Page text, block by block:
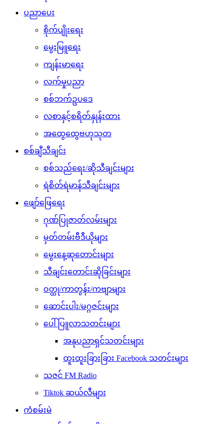
ပညာပေး
စိုက်ပျိုးရေး
မွေးမြူရေး
ကျန်းမာရေး
လက်မှုပညာ
စစ်ဘက်ဥပဒေ
လစာနှင့်စရိတ်နှုန်းထား
အထွေထွေဗဟုသုတ
စစ်ချီသီချင်း
စစ်သည်ရေး/ဆိုသီချင်းများ
ရဲစိတ်ရဲမာန်သီချင်းများ
ဖျော်ဖြေရေး
ဂုဏ်ပြုဇာတ်လမ်းများ
မှတ်တမ်းဗီဒီယိုများ
မွေးနေ့ဆုတောင်းများ
သီချင်းတောင်းဆိုခြင်းများ
ဝတ္ထု/ကာတွန်း/ကဗျာများ
ဆောင်းပါး/မဂ္ဂဇင်းများ
ပေါ်ပြူလာသတင်းများ
အနုပညာရှင်သတင်းများ
ထူးထူးခြားခြား Facebook သတင်းများ
သဇင် FM Radio
Tiktok ဆယ်လီများ
ကံစမ်းမဲ